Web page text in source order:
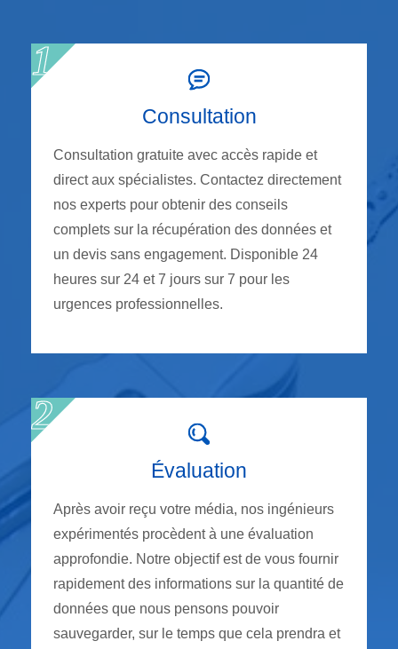
Consultation
Consultation gratuite avec accès rapide et
direct aux spécialistes. Contactez directement
nos experts pour obtenir des conseils
complets sur la récupération des données et
un devis sans engagement. Disponible 24
heures sur 24 et 7 jours sur 7 pour les
urgences professionnelles.
Évaluation
Après avoir reçu votre média, nos ingénieurs
expérimentés procèdent à une évaluation
approfondie. Notre objectif est de vous fournir
rapidement des informations sur la quantité de
données que nous pensons pouvoir
sauvegarder, sur le temps que cela prendra et